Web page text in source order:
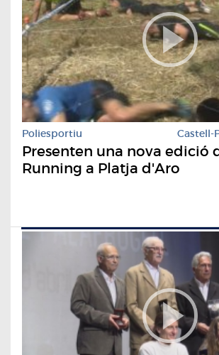
Poliesportiu Castell-
Presenten una nova edició
Running a Platja d'Aro